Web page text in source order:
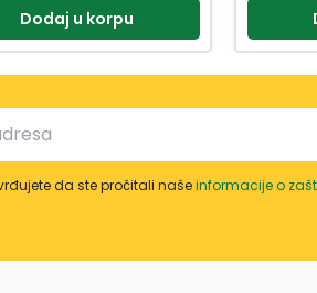
Dodaj u korpu
da ste pročitali našeinformacije o